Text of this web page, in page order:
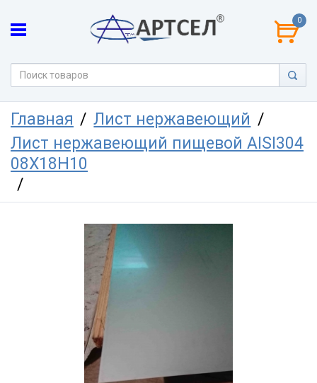
0
Главная
Лист нержавеющий
Лист нержавеющий пищевой AISI304
08Х18Н10